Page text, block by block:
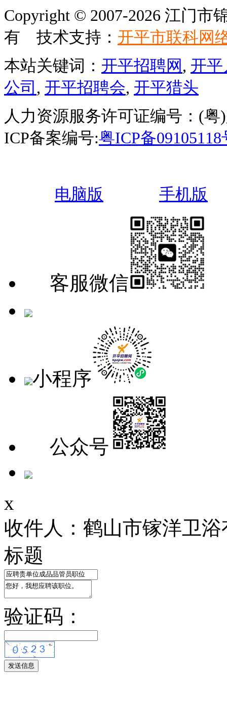
Copyright © 2007-2026 江门市
有 技术支持： 开平市联科网
本站关键词： 开平招聘网 , 开
公司 , 开平招聘会, 开平猎头
人力资源服务许可证编号：(
ICP备案编号:粤ICP备09105118
电脑版 手机版
客服微信
小程序
公众号
x
收件人：鹤山市镓洋卫
标题
验证码：